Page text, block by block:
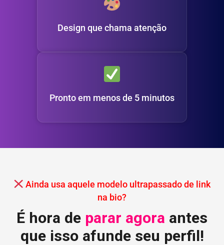
Design que chama atenção
Pronto em menos de 5 minutos
Ainda usa aquele modelo ultrapassado de link
na bio?
É hora de parar agora antes
que isso afunde seu perfil!